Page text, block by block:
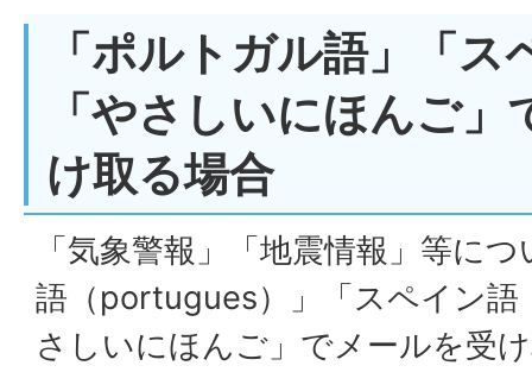
「ポルトガル語」「ス
「やさしいにほんご
け取る場合
「気象警報」「地震情報」等に
語（portugues）」「スペイン語
さしいにほんご」でメールを受